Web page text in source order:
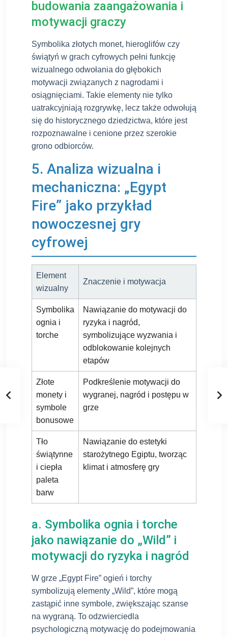
budowania zaangażowania i
motywacji graczy
Symbolika złotych monet, hieroglifów czy
świątyń w grach cyfrowych pełni funkcję
wizualnego odwołania do głębokich
motywacji związanych z nagrodami i
osiągnięciami. Takie elementy nie tylko
uatrakcyjniają rozgrywkę, lecz także odwołują
się do historycznego dziedzictwa, które jest
rozpoznawalne i cenione przez szerokie
grono odbiorców.
5. Analiza wizualna i
mechaniczna: „Egypt
Fire” jako przykład
nowoczesnej gry
cyfrowej
Element
wizualny
Znaczenie i motywacja
Symbolika
ognia i
torche
Nawiązanie do motywacji do
ryzyka i nagród,
symbolizujące wyzwania i
odblokowanie kolejnych
etapów
Złote
monety i
symbole
bonusowe
Podkreślenie motywacji do
wygranej, nagród i postępu w
grze
Tło
świątynne
i ciepła
paleta
barw
Nawiązanie do estetyki
starożytnego Egiptu, tworząc
klimat i atmosferę gry
a. Symbolika ognia i torche
jako nawiązanie do „Wild” i
motywacji do ryzyka i nagród
W grze „Egypt Fire” ogień i torchy
symbolizują elementy „Wild”, które mogą
zastąpić inne symbole, zwiększając szanse
na wygraną. To odzwierciedla
psychologiczną motywację do podejmowania